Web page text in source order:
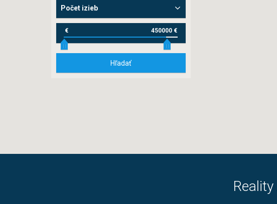
Počet izieb
€ 450000 €
Hľadať